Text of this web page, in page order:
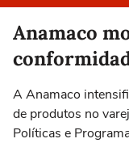
Anamaco
A Anamaco
de produtos no
Políticas e